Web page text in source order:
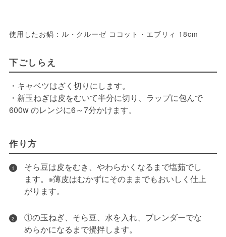
使用したお鍋：ル・クルーゼ ココット・エブリィ 18cm
下ごしらえ
・キャベツはざく切りにします。
・新玉ねぎは皮をむいて半分に切り、ラップに包んで
600w のレンジに6～7分かけます。
作り方
1
そら豆は皮をむき、やわらかくなるまで塩茹でし
ます。※薄皮はむかずにそのままでもおいしく仕上
がります。
2
①の玉ねぎ、そら豆、水を入れ、ブレンダーでな
めらかになるまで攪拌します。